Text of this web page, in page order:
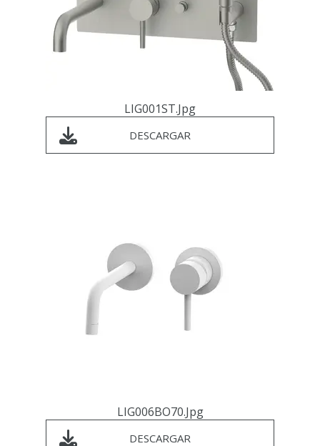
LIG001ST.jpg
DESCARGAR
LIG006BO70.jpg
DESCARGAR